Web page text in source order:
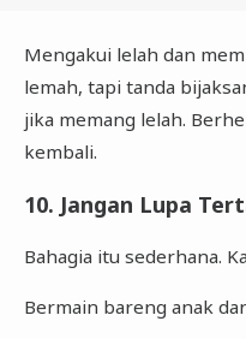
Mengakui lelah dan
lemah, tapi tanda
jika memang lelah.
kembali.
10. Jangan Lupa
Bahagia itu sederhana.
Bermain bareng anak